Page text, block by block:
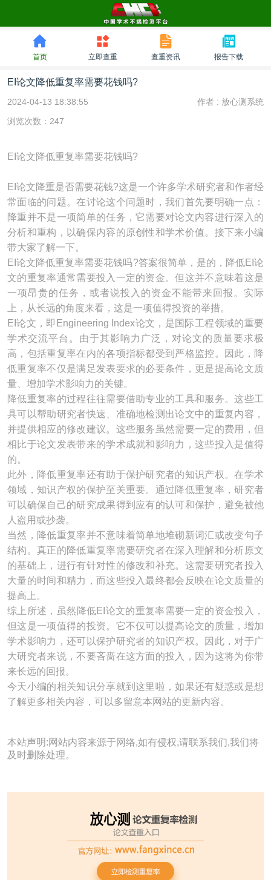
首页 立即查重 查重资讯 报告下载
EI论文降低重复率需要花钱吗?
2024-04-13 18:38:55 作者 : 放心测系统
浏览次数：247
EI论文降低重复率需要花钱吗?
EI论文降重是否需要花钱?这是一个许多学术研究者和作者经
常面临的问题。在讨论这个问题时，我们首先要明确一点：
降重并不是一项简单的任务，它需要对论文内容进行深入的
分析和重构，以确保内容的原创性和学术价值。接下来小编
带大家了解一下。
EI论文降低重复率需要花钱吗?答案很简单，是的，降低EI论
文的重复率通常需要投入一定的资金。但这并不意味着这是
一项昂贵的任务，或者说投入的资金不能带来回报。实际
上，从长远的角度来看，这是一项值得投资的举措。
EI论文，即Engineering Index论文，是国际工程领域的重要
学术交流平台。由于其影响力广泛，对论文的质量要求极
高，包括重复率在内的各项指标都受到严格监控。因此，降
低重复率不仅是满足发表要求的必要条件，更是提高论文质
量、增加学术影响力的关键。
降低重复率的过程往往需要借助专业的工具和服务。这些工
具可以帮助研究者快速、准确地检测出论文中的重复内容，
并提供相应的修改建议。这些服务虽然需要一定的费用，但
相比于论文发表带来的学术成就和影响力，这些投入是值得
的。
此外，降低重复率还有助于保护研究者的知识产权。在学术
领域，知识产权的保护至关重要。通过降低重复率，研究者
可以确保自己的研究成果得到应有的认可和保护，避免被他
人盗用或抄袭。
当然，降低重复率并不意味着简单地堆砌新词汇或改变句子
结构。真正的降低重复率需要研究者在深入理解和分析原文
的基础上，进行有针对性的修改和补充。这需要研究者投入
大量的时间和精力，而这些投入最终都会反映在论文质量的
提高上。
综上所述，虽然降低EI论文的重复率需要一定的资金投入，
但这是一项值得的投资。它不仅可以提高论文的质量，增加
学术影响力，还可以保护研究者的知识产权。因此，对于广
大研究者来说，不要吝啬在这方面的投入，因为这将为你带
来长远的回报。
今天小编的相关知识分享就到这里啦，如果还有疑惑或是想
了解更多相关内容，可以多留意本网站的更新内容。
本站声明:网站内容来源于网络,如有侵权,请联系我们,我们将
及时删除处理。